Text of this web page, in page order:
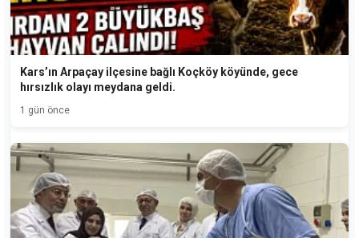
Kars’ın Arpaçay ilçesine bağlı Koçköy köyünde, gece
hırsızlık olayı meydana geldi.
1 gün önce